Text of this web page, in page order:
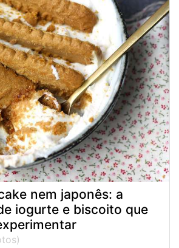
nem japonês: a
iogurte e biscoito que